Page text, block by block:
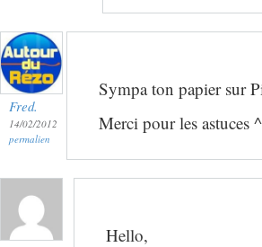
Fred.
14/02/2012
permalien
Sympa ton papier sur
Merci pour les astuces
Hello,